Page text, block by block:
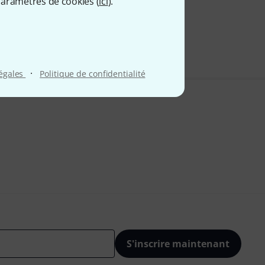
· Politique de confidentialité
S'inscrire maintenant